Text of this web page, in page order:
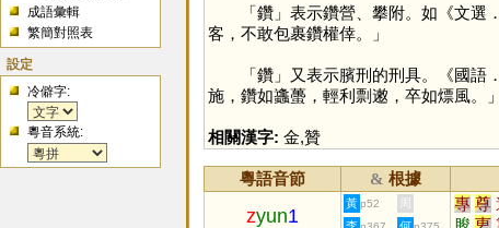
成語彙輯
繁簡對照表
設定
冷僻字:
粵音系統:
「鑽」表示鑽營、攀附。如《文選
客，不敢包裹鑽權倖。」
「鑽」又表示臏刑的刑具。《國語
施，鑽如蠭蠆，輕利剽遫，卒如熛風。
相關漢字: 金,贊
粵語音節 & 根據
zyun1
黃 p52 周 專 尊